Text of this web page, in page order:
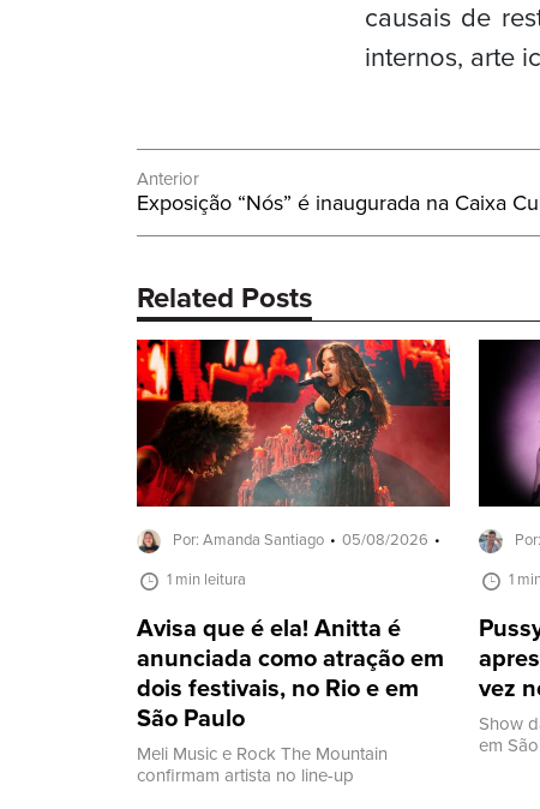
causais de
internos, arte
Navegação
de
Anterior
Post
Anterior:
Exposição “Nós” é inaugurada na Caixa
Related Posts
Por: Amanda Santiago 05/08/2026
1 min leitura
Avisa que é ela! Anitta é
anunciada como atração em
dois festivais, no Rio e em
São Paulo
Meli Music e Rock The Mountain
confirmam artista no line-up
1
vez
Show
em